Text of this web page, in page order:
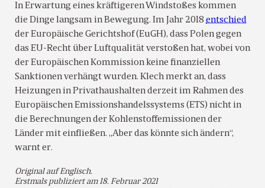
In Erwartung eines kräftigeren Windstoßes kommen
die Dinge langsam in Bewegung. Im Jahr 2018 entschied
der Europäische Gerichtshof (EuGH), dass Polen gegen
das EU-Recht über Luftqualität verstoßen hat, wobei von
der Europäischen Kommission keine finanziellen
Sanktionen verhängt wurden. Klech merkt an, dass
Heizungen in Privathaushalten derzeit im Rahmen des
Europäischen Emissionshandelssystems (ETS) nicht in
die Berechnungen der Kohlenstoffemissionen der
Länder mit einfließen. „Aber das könnte sich ändern“,
warnt er.
Original auf Englisch.
Erstmals publiziert am 18. Februar 2021